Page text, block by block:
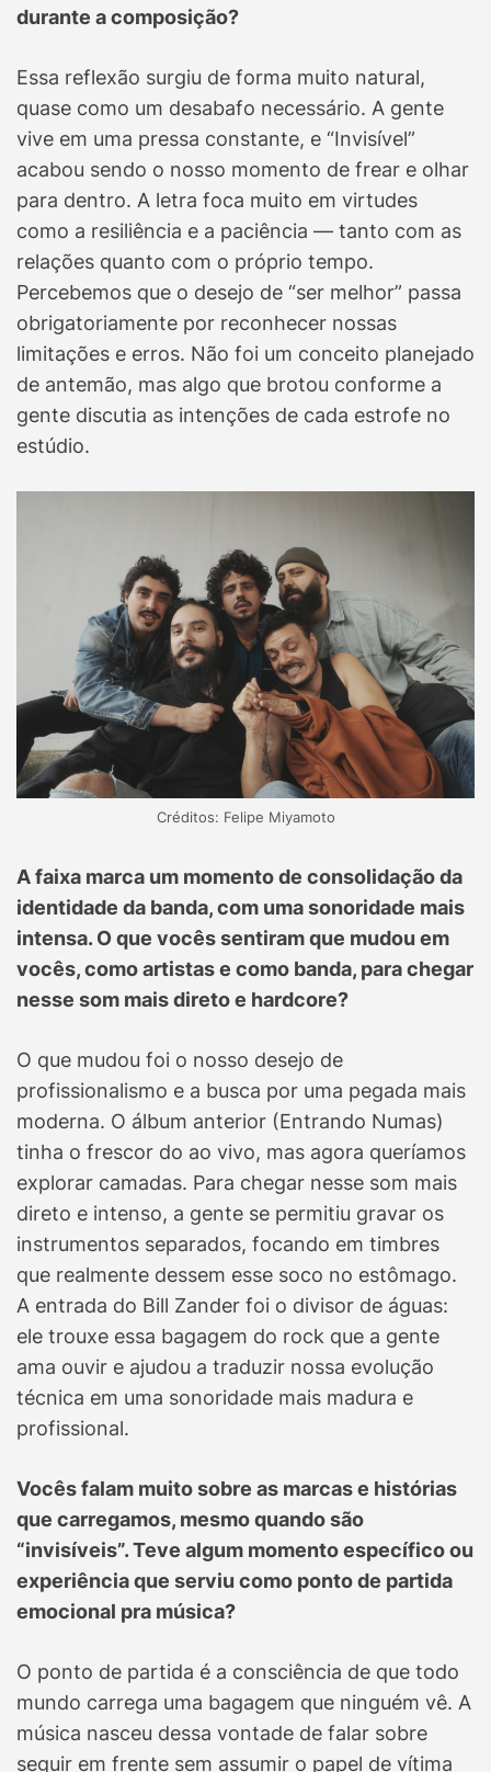
durante a composição?
Essa reflexão surgiu de forma muito natural,
quase como um desabafo necessário. A gente
vive em uma pressa constante, e “Invisível”
acabou sendo o nosso momento de frear e olhar
para dentro. A letra foca muito em virtudes
como a resiliência e a paciência — tanto com as
relações quanto com o próprio tempo.
Percebemos que o desejo de “ser melhor” passa
obrigatoriamente por reconhecer nossas
limitações e erros. Não foi um conceito planejado
de antemão, mas algo que brotou conforme a
gente discutia as intenções de cada estrofe no
estúdio.
Créditos: Felipe Miyamoto
A faixa marca um momento de consolidação da
identidade da banda, com uma sonoridade mais
intensa. O que vocês sentiram que mudou em
vocês, como artistas e como banda, para chegar
nesse som mais direto e hardcore?
O que mudou foi o nosso desejo de
profissionalismo e a busca por uma pegada mais
moderna. O álbum anterior (Entrando Numas)
tinha o frescor do ao vivo, mas agora queríamos
explorar camadas. Para chegar nesse som mais
direto e intenso, a gente se permitiu gravar os
instrumentos separados, focando em timbres
que realmente dessem esse soco no estômago.
A entrada do Bill Zander foi o divisor de águas:
ele trouxe essa bagagem do rock que a gente
ama ouvir e ajudou a traduzir nossa evolução
técnica em uma sonoridade mais madura e
profissional.
Vocês falam muito sobre as marcas e histórias
que carregamos, mesmo quando são
“invisíveis”. Teve algum momento específico ou
experiência que serviu como ponto de partida
emocional pra música?
O ponto de partida é a consciência de que todo
mundo carrega uma bagagem que ninguém vê. A
música nasceu dessa vontade de falar sobre
seguir em frente sem assumir o papel de vítima